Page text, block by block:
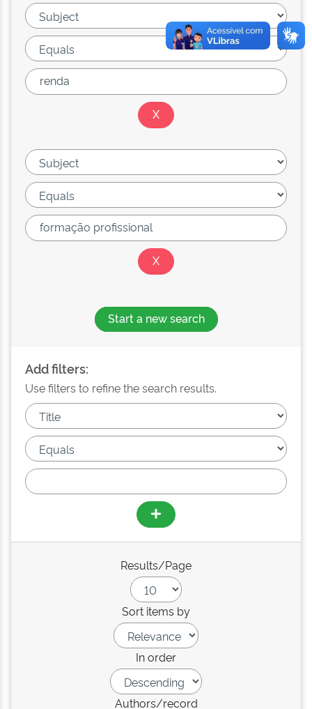
Start a new search
Add filters:
Use filters to refine the search results.
Results/Page
Sort items by
In order
Authors/record